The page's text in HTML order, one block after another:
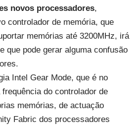
novos processadores,
controlador de memória, que
memórias até 3200MHz, irá
que pode gerar alguma confusão
Intel Gear Mode, que é no
do controlador de
memórias, de actuação
Fabric dos processadores